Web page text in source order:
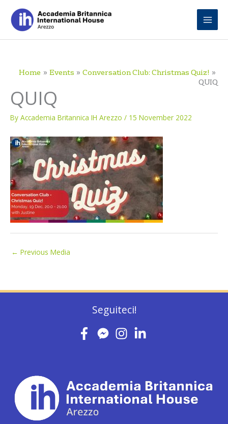
content
Home Events
Conversation Club: Christmas Quiz!
QUIQ
QUIQ
By Accademia Britannica IH Arezzo / 15 November 2022
← Previous Media
Seguiteci!